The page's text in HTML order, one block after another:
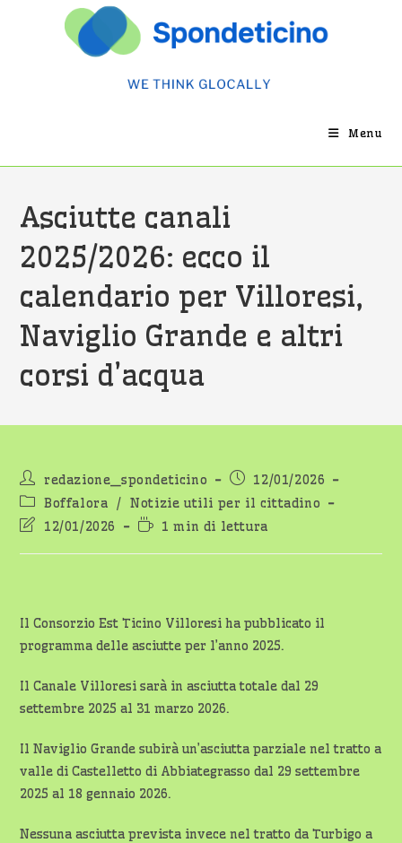
Menu
Asciutte canali
2025/2026: ecco il
calendario per Villoresi,
Naviglio Grande e altri
corsi d’acqua
Autore
dell'articolo:
redazione_spondeticino
Articolo
pubblicato:
12/01/2026
Categoria
dell'articolo:
Boffalora / Notizie utili per il cittadino
Ultima
dell'articolo:
12/01/2026
Tempo
lettura:
1 min di lettura
Il Consorzio Est Ticino Villoresi ha pubblicato il
programma delle asciutte per l’anno 2025.
Il Canale Villoresi sarà in asciutta totale dal 29
settembre 2025 al 31 marzo 2026.
Il Naviglio Grande subirà un’asciutta parziale nel tratto a
valle di Castelletto di Abbiategrasso dal 29 settembre
2025 al 18 gennaio 2026.
Nessuna asciutta prevista invece nel tratto da Turbigo a